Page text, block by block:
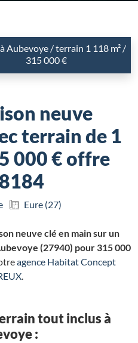
Aubevoye / terrain 1 118 m² /
315 000 €
neuve
terrain de 1
000 € offre
Eure (27)
neuve clé en main sur un
(27940) pour 315 000
agence Habitat Concept
.
tout inclus à
: